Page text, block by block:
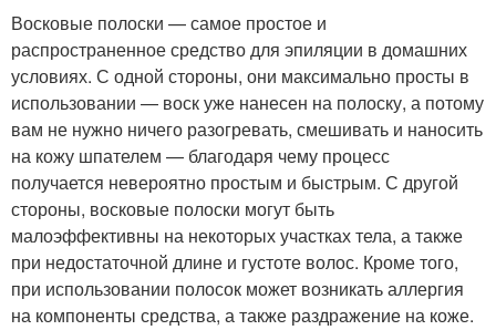
Восковые полоски — самое простое и
распространенное средство для эпиляции в домашних
условиях. С одной стороны, они максимально просты в
использовании — воск уже нанесен на полоску, а потому
вам не нужно ничего разогревать, смешивать и наносить
на кожу шпателем — благодаря чему процесс
получается невероятно простым и быстрым. С другой
стороны, восковые полоски могут быть
малоэффективны на некоторых участках тела, а также
при недостаточной длине и густоте волос. Кроме того,
при использовании полосок может возникать аллергия
на компоненты средства, а также раздражение на коже.